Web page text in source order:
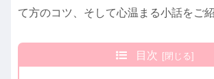
て方のコツ、そして心温まる小話をご紹
目次